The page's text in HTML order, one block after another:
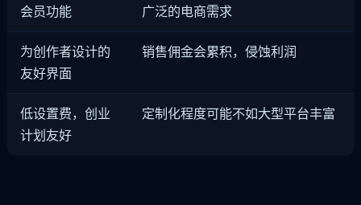
会员功能
广泛的电商需求
为创作者设计的
友好界面
销售佣金会累积，侵蚀利润
低设置费，创业
计划友好
定制化程度可能不如大型平台丰富